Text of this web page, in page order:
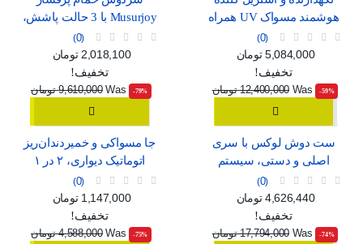
هوشمند مسواک UV همراه
با خشک‌کن و جای لیوان
0
قیمت عادی
قیمت
5,084,000 تومان
تخفیف!
‎-59%
Was 12,400,000 تومان
Musurjoy با 3 حالت پاشش،
مدل گرد 15 سانتی‌متری
0
قیمت عادی
قیمت
2,018,100 تومان
تخفیف!
‎-79%
Was 9,610,000 تومان
ست دوش لوکس با سری
اصلی و دستی، سیستم
فشار قوی و شلنگ بلند
0
قیمت عادی
قیمت
4,626,440 تومان
تخفیف!
‎-74%
Was 17,794,000 تومان
جا مسواکی و خمیردندان‌ریز
اتوماتیک دیواری، ۲ در ۱
0
قیمت عادی
قیمت
1,147,000 تومان
تخفیف!
‎-75%
Was 4,588,000 تومان